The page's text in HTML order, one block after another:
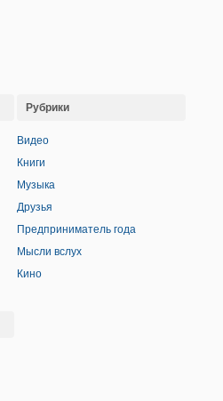
Рубрики
Видео
Книги
Музыка
Друзья
Предприниматель года
Мысли вслух
Кино